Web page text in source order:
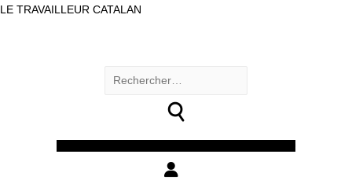
LE TRAVAILLEUR CATALAN
Rechercher :